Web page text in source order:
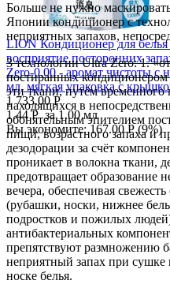
LION Кондиционер для
восприятие посторонних
Zero-0.00 - аромат чистоты с
мл, мягкая упаковка с
1 733.00 Р
1.44 Рза 1.00 мл
Вы экономите:167.00 Р(9%)
Больше не нужно
Японии кондиционер с
неприятных запахов,
3 технологии Ultra Zero: 1.
постиранных кондиционером
эти ткани, путём временного
находящихся в
обонятельным эпителием
пищи, возрастного запаха и
дезодорации за счёт
проникает в волокна ткани,
предотвращает образование
вечера, обеспечивая
(рубашки, носки, нижнее
подростков и пожилых
антибактериальных
препятствуют размножению
неприятный запах при
носке белья.